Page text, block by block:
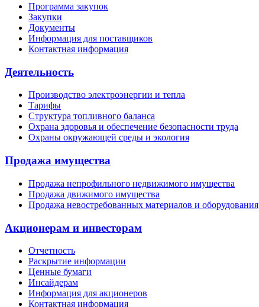
Программа закупок
Закупки
Документы
Информация для поставщиков
Контактная информация
Деятельность
Производство электроэнергии и тепла
Тарифы
Структура топливного баланса
Охрана здоровья и обеспечение безопасности труда
Охраны окружающей среды и экология
Продажа имущества
Продажа непрофильного недвижимого имущества
Продажа движимого имущества
Продажа невостребованных материалов и оборудования
Акционерам и инвесторам
Отчетность
Раскрытие информации
Ценные бумаги
Инсайдерам
Информация для акционеров
Контактная информация